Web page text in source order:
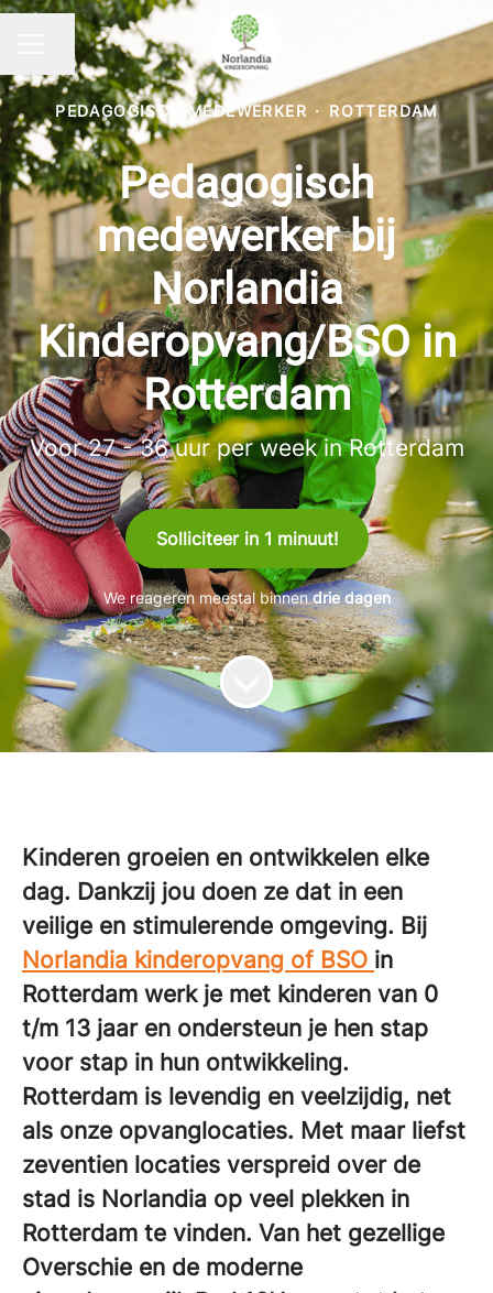
CARRIÈREMENU
Pagina delen
PEDAGOGISCH MEDEWERKER · ROTTERDAM
Pedagogisch
medewerker bij
Norlandia
Kinderopvang/BSO in
Rotterdam
Voor 27 - 36 uur per week in Rotterdam
Solliciteer in 1 minuut!
We reageren meestal binnendrie dagen
Kinderen groeien en ontwikkelen elke
dag. Dankzij jou doen ze dat in een
veilige en stimulerende omgeving. Bij
Norlandia kinderopvang of BSO in
Rotterdam werk je met kinderen van 0
t/m 13 jaar en ondersteun je hen stap
voor stap in hun ontwikkeling.
Rotterdam is levendig en veelzijdig, net
als onze opvanglocaties. Met maar liefst
zeventien locaties verspreid over de
stad is Norlandia op veel plekken in
Rotterdam te vinden. Van het gezellige
Overschie en de moderne